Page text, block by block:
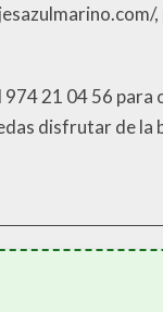
21 04 56
disfrutar de la